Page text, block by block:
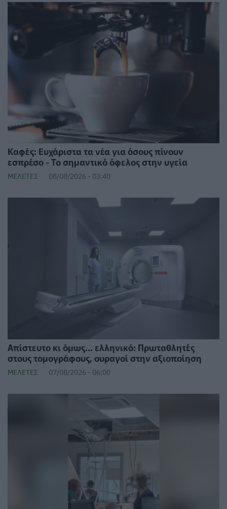
Καφές: Ευχάριστα τα νέα για όσους πίνουν
εσπρέσο - Το σημαντικό όφελος στην υγεία
ΜΕΛΈΤΕΣ 08/08/2026 - 03:40
Απίστευτο κι όμως... ελληνικό: Πρωταθλητές
στους τομογράφους, ουραγοί στην αξιοποίηση
ΜΕΛΈΤΕΣ 07/08/2026 - 06:00